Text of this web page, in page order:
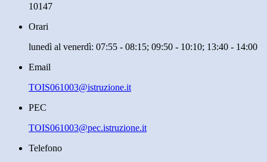
10147
Orari
lunedì al venerdì: 07:55 - 08:15; 09:50 - 10:10; 13:40 - 14:00
Email
TOIS061003@istruzione.it
PEC
TOIS061003@pec.istruzione.it
Telefono